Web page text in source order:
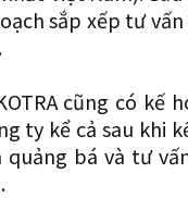
sắp xếp tư
cũng có kế
ty kể cả sau khi
quảng bá và tư